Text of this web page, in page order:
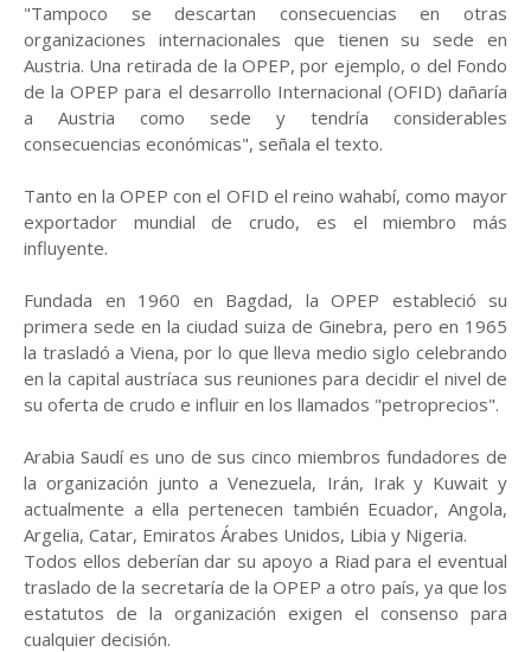
"Tampoco se descartan consecuencias en otras
organizaciones internacionales que tienen su sede en
Austria. Una retirada de la OPEP, por ejemplo, o del Fondo
de la OPEP para el desarrollo Internacional (OFID) dañaría
a Austria como sede y tendría considerables
consecuencias económicas", señala el texto.
Tanto en la OPEP con el OFID el reino wahabí, como mayor
exportador mundial de crudo, es el miembro más
influyente.
Fundada en 1960 en Bagdad, la OPEP estableció su
primera sede en la ciudad suiza de Ginebra, pero en 1965
la trasladó a Viena, por lo que lleva medio siglo celebrando
en la capital austríaca sus reuniones para decidir el nivel de
su oferta de crudo e influir en los llamados "petroprecios".
Arabia Saudí es uno de sus cinco miembros fundadores de
la organización junto a Venezuela, Irán, Irak y Kuwait y
actualmente a ella pertenecen también Ecuador, Angola,
Argelia, Catar, Emiratos Árabes Unidos, Libia y Nigeria.
Todos ellos deberían dar su apoyo a Riad para el eventual
traslado de la secretaría de la OPEP a otro país, ya que los
estatutos de la organización exigen el consenso para
cualquier decisión.